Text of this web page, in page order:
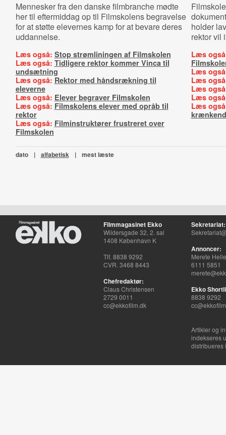
Mennesker fra den danske filmbranche mødte
her til eftermiddag op til Filmskolens begravelse
for at støtte elevernes kamp for at bevare deres
uddannelse.
Læs også: Stop strømliningen af Filmskolen
Læs også: Tidligere rektor kommer Vinca til
undsætning
Læs også: Rektor med håndsrækning til
eleverne
Læs også: Elever begraver Filmskolen
Læs også: Filmskolens elever med opråb til
rektor
Læs også: Filminstruktører frustreret over
Filmskolen
holder
rektor vil
Læs
Læs
Læs
Læs
Læs
Læs
dato | alfabetisk | mest læste
Filmmagasinet Ekko
Wildersgade 32, 2. sal
1408 København K
Tlf. 8838 9292
CVR. 3468 8443
Chefredaktør:
Claus Christensen
2729 0011
cc@ekkofilm.dk
Sekretariat:
Annoncer:
Merete
6111 5851
Ekko
8838 9292
Artikler og
indekseres
distribueres